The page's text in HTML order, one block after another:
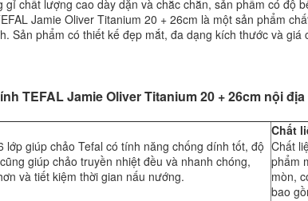
chất lượng cao dày dặn và chắc chắn, sản phẩm có độ
Jamie Oliver Titanium 20 + 26cm là một sản phẩm
Sản phẩm có thiết kế đẹp mắt, đa dạng kích thước và
TEFAL Jamie Oliver Titanium 20 + 26cm nội
lớp giúp chảo Tefal có tính năng chống dính tốt, độ
giúp chảo truyền nhiệt đều và nhanh chóng,
và tiết kiệm thời gian nấu nướng.
Chất
Chất
phẩm
mòn,
bao